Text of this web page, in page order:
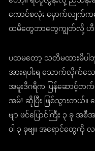
ကောင်စလုံး မှောက်လျက်က
ထမီတွေဘာတွေကျွတ်လို့ ဟီး။
ပထမတော့ သတိမထားမိပါ
အားရပါးရ သောက်လိုက်
အမူးဒီဂရီက ပြန်ဆောင့်
အမ်! ဆိုပြီး ဖြစ်သွားတယ်။
ဗျာ ဖင်ပြောင်ကြီး ၃ ခု
ဝါ ၃ ခုဗျ။ အရောင်တွေ